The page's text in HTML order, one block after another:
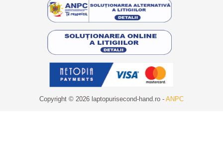
Copyright © 2026 laptopurisecond-hand.ro - ANPC